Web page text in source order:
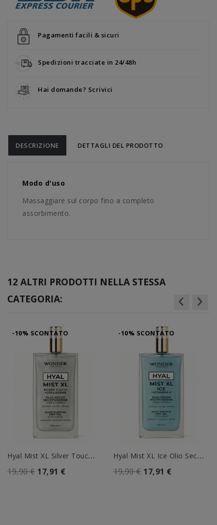
Pagamenti facili & sicuri
Spedizioni tracciate in 24/48h
Hai domande? Scrivici
DESCRIZIONE DETTAGLI DEL PRODOTTO
Modo d'uso
Massaggiare sul corpo fino a completo
assorbimento.
12 ALTRI PRODOTTI NELLA STESSA
CATEGORIA:
-10% SCONTATO
H
Yal Mist XL Silver Touch!...
19,90 € 17,91 €
-10% SCONTATO
H
Yal Mist XL Ice Olio Secco...
19,90 € 17,91 €